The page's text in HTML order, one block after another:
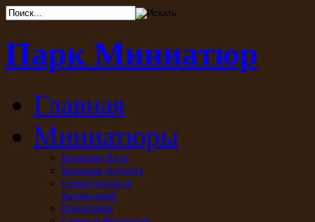
Парк Миниатюр
Главная
Миниатюры
Большая Ялта
Большая Алушта
Севастополь и
Бахчисарай
Евпатория